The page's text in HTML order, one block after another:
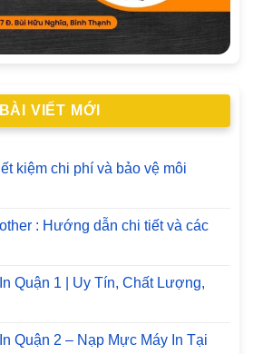
BÀI VIẾT MỚI
kiệm chi phí và bảo vệ môi
: Hướng dẫn chi tiết và các
Quận 1 | Uy Tín, Chất Lượng,
Quận 2 – Nạp Mực Máy In Tại